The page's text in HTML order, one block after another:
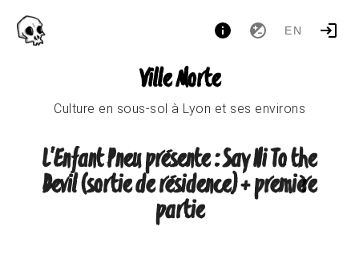
EN
Ville Morte
Culture en sous-sol à Lyon et ses environs
L'Enfant Pneu présente : Say Hi To the
Devil (sortie de résidence) + première
partie